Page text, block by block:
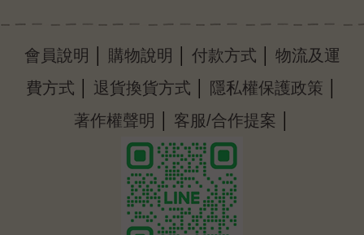
會員說明 購物說明 付款方式
物流及運
費方式
退貨換貨方式 隱私權保護政策
著作權聲明 客服/合作提案